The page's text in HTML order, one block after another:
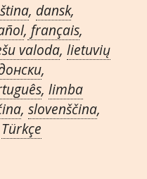
, dansk,
, français,
valoda, lietuvių
,
, limba
, slovenščina,
Türkçe